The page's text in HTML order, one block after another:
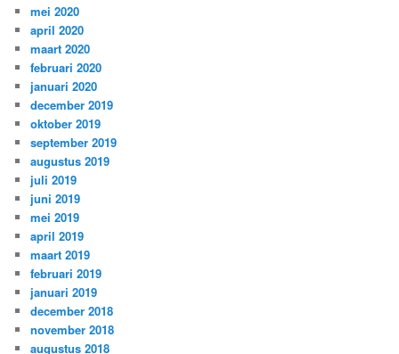
mei 2020
april 2020
maart 2020
februari 2020
januari 2020
december 2019
oktober 2019
september 2019
augustus 2019
juli 2019
juni 2019
mei 2019
april 2019
maart 2019
februari 2019
januari 2019
december 2018
november 2018
augustus 2018